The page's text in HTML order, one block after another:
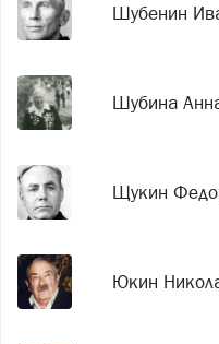
Шубенин
Шубина
Щукин
Юкин